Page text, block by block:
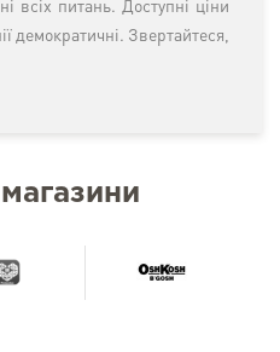
всіх питань. Доступні ціни
демократичні. Звертайтеся,
магазини